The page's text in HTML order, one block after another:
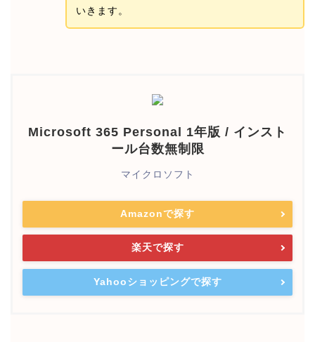
いきます。
Microsoft 365 Personal 1年版 / インスト
ール台数無制限
マイクロソフト
Amazonで探す
楽天で探す
Yahooショッピングで探す